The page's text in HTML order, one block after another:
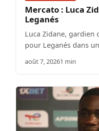
Mercato : Luca
Leganés
Luca Zidane, gardien
pour Leganés dans
août 7, 20261 min